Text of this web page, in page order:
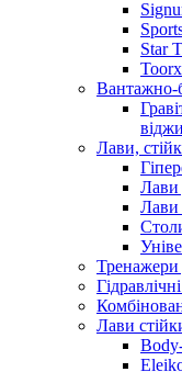
Star
Toorx
Вантажно-
Лави,
Лави
Лави
Тренажери
Лави